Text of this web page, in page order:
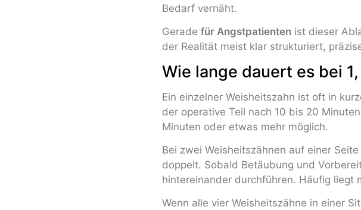
Bedarf vernäht.
Gerade für Angstpatienten ist dieser
der Realität meist klar strukturiert,
Wie lange dauert es bei
Ein einzelner Weisheitszahn ist oft in
der operative Teil nach 10 bis 20
Minuten oder etwas mehr möglich.
Bei zwei Weisheitszähnen auf einer
doppelt. Sobald Betäubung und
hintereinander durchführen. Häufig liegt
Wenn alle vier Weisheitszähne in einer